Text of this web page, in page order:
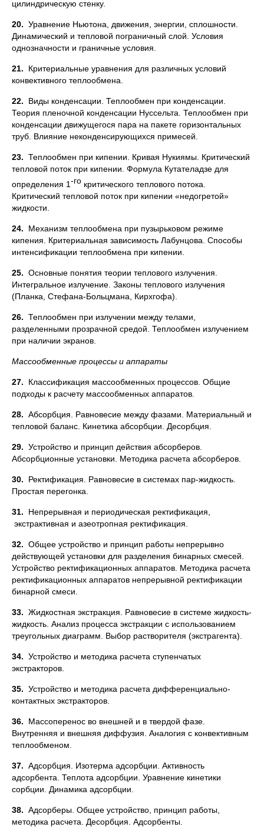
цилиндрическую стенку.
20. Уравнение Ньютона, движения, энергии, сплошности.
Динамический и тепловой пограничный слой. Условия
однозначности и граничные условия.
21. Критериальные уравнения для различных условий
конвективного теплообмена.
22. Виды конденсации. Теплообмен при конденсации.
Теория пленочной конденсации Нуссельта. Теплообмен при
конденсации движущегося пара на пакете горизонтальных
труб. Влияние неконденсирующихся примесей.
23. Теплообмен при кипении. Кривая Нукиямы. Критический
тепловой поток при кипении. Формула Кутателадзе для
определения 1-го критического теплового потока.
Критический тепловой поток при кипении «недогретой»
жидкости.
24. Механизм теплообмена при пузырьковом режиме
кипения. Критериальная зависимость Лабунцова. Способы
интенсификации теплообмена при кипении.
25. Основные понятия теории теплового излучения.
Интегральное излучение. Законы теплового излучения
(Планка, Стефана-Больцмана, Кирхгофа).
26. Теплообмен при излучении между телами,
разделенными прозрачной средой. Теплообмен излучением
при наличии экранов.
Массообменные процессы и аппараты
27. Классификация массообменных процессов. Общие
подходы к расчету массообменных аппаратов.
28. Абсорбция. Равновесие между фазами. Материальный и
тепловой баланс. Кинетика абсорбции. Десорбция.
29. Устройство и принцип действия абсорберов.
Абсорбционные установки. Методика расчета абсорберов.
30. Ректификация. Равновесие в системах пар-жидкость.
Простая перегонка.
31. Непрерывная и периодическая ректификация,
экстрактивная и азеотропная ректификация.
32. Общее устройство и принцип работы непрерывно
действующей установки для разделения бинарных смесей.
Устройство ректификационных аппаратов. Методика расчета
ректификационных аппаратов непрерывной ректификации
бинарной смеси.
33. Жидкостная экстракция. Равновесие в системе жидкость-
жидкость. Анализ процесса экстракции с использованием
треугольных диаграмм. Выбор растворителя (экстрагента).
34. Устройство и методика расчета ступенчатых
экстракторов.
35. Устройство и методика расчета дифференциально-
контактных экстракторов.
36. Массоперенос во внешней и в твердой фазе.
Внутренняя и внешняя диффузия. Аналогия с конвективным
теплообменом.
37. Адсорбция. Изотерма адсорбции. Активность
адсорбента. Теплота адсорбции. Уравнение кинетики
сорбции. Динамика адсорбции.
38. Адсорберы. Общее устройство, принцип работы,
методика расчета. Десорбция. Адсорбенты.